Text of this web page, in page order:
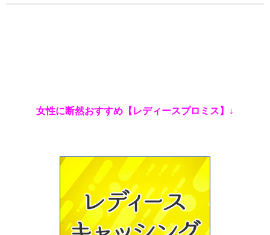
女性に断然おすすめ【レディースプロミス】↓